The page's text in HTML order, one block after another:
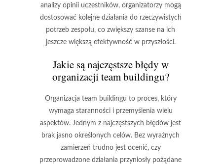
analizy opinii uczestników, organizatorzy mogą
dostosować kolejne działania do rzeczywistych
potrzeb zespołu, co zwiększy szanse na ich
jeszcze większą efektywność w przyszłości.
Jakie są najczęstsze błędy w
organizacji team buildingu?
Organizacja team buildingu to proces, który
wymaga staranności i przemyślenia wielu
aspektów. Jednym z najczęstszych błędów jest
brak jasno określonych celów. Bez wyraźnych
zamierzeń trudno jest ocenić, czy
przeprowadzone działania przyniosły pożądane